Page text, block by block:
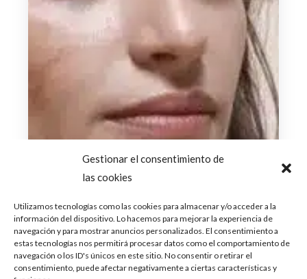
Gestionar el consentimiento de
las cookies
Utilizamos tecnologías como las cookies para almacenar y/o acceder a la
información del dispositivo. Lo hacemos para mejorar la experiencia de
navegación y para mostrar anuncios personalizados. El consentimiento a
estas tecnologías nos permitirá procesar datos como el comportamiento de
navegación o los ID's únicos en este sitio. No consentir o retirar el
consentimiento, puede afectar negativamente a ciertas características y